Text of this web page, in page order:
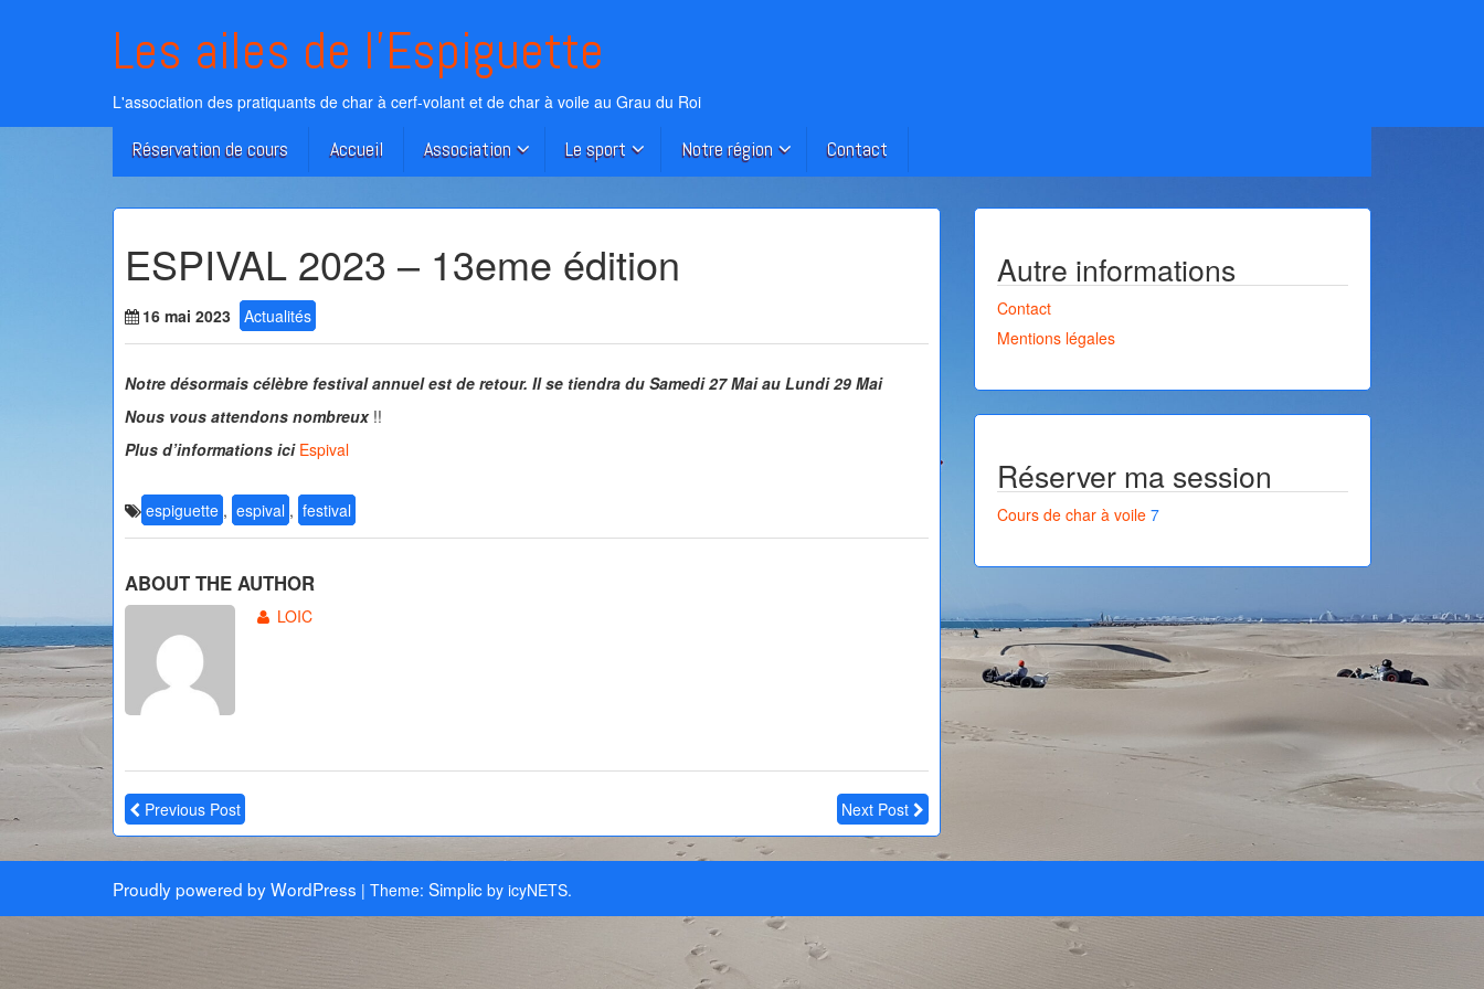
Les ailes de l'Espiguette
L'association des pratiquants de char à cerf-volant et de char à voile au Grau du Roi
Réservation de cours Accueil Association Le sport Notre région Contact
ESPIVAL 2023 – 13eme édition
16 mai 2023 Actualités
Notre désormais célèbre festival annuel est de retour. Il se tiendra du Samedi 27 Mai au Lundi 29 Mai
Nous vous attendons nombreux!!
Plus d’informations ici Espival
espiguette , espival , festival
ABOUT THE AUTHOR
LOIC
Previous Post Next Post
Autre informations
Contact
Mentions légales
Réserver ma session
Cours de char à voile 7
Proudly powered by WordPress | Theme: Simplic by icyNETS.